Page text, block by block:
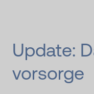
Update:
vorsorge